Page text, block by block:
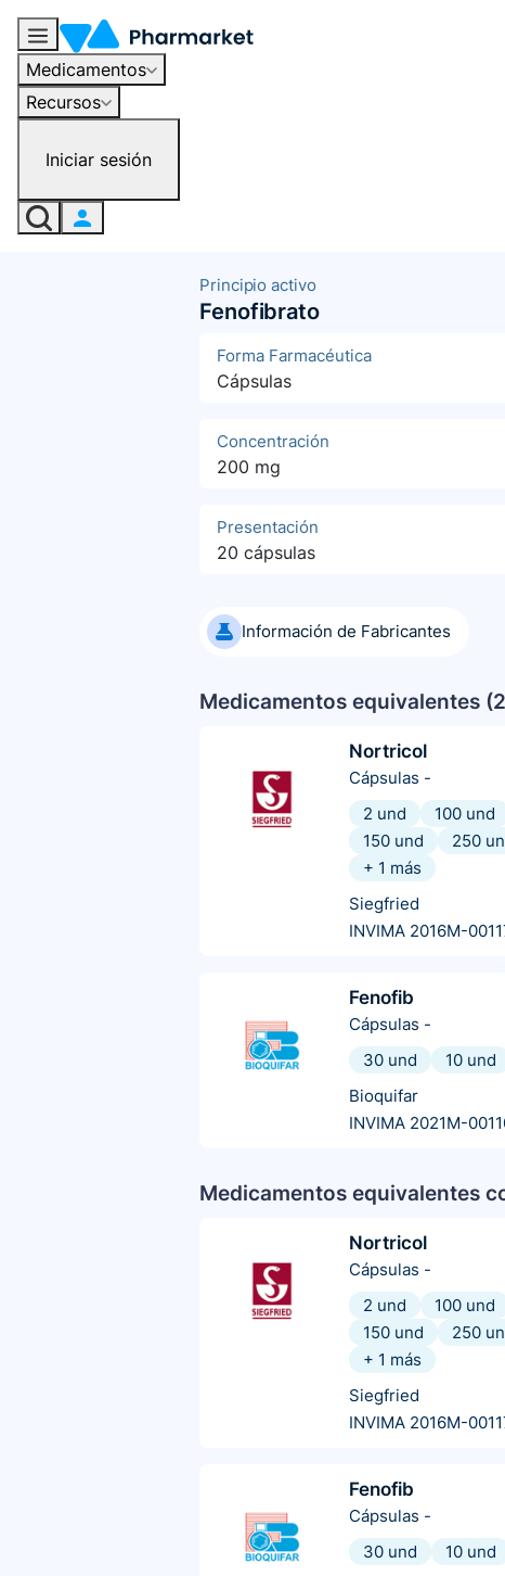
Medicamentos
Recursos
Iniciar sesión
Principio activo
Fenofibrato
Forma Farmacéutica
Cápsulas
Concentración
200 mg
Presentación
20 cápsulas
Información de Fabricantes
Medicamentos equivalentes (2
Nortricol
Cápsulas -
2 und
100 und
150 und
250
+ 1 más
Siegfried
INVIMA 2016M-
Fenofib
Cápsulas -
30 und
10 und
Bioquifar
INVIMA 2021M-
Medicamentos equivalentes
Nortricol
Cápsulas -
2 und
100 und
150 und
250
+ 1 más
Siegfried
INVIMA 2016M-
Fenofib
Cápsulas -
30 und
10 und